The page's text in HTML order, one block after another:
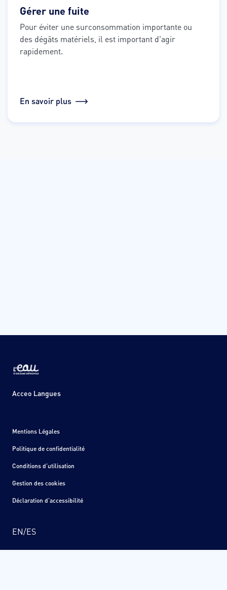
Gérer une fuite
Pour éviter une surconsommation importante ou
des dégâts matériels, il est important d'agir
rapidement.
En savoir plus
Acceo Langues
EN/ES
Mentions Légales
Politique de confidentialité
Conditions d'utilisation
Gestion des cookies
Déclaration d'accessibilité